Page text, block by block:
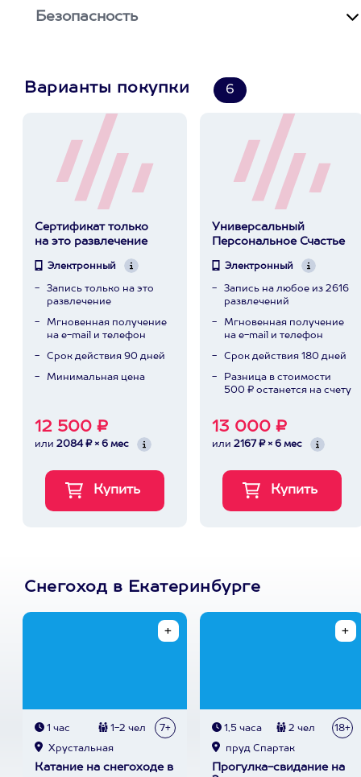
Безопасность
Варианты покупки 6
Сертификат только
на это развлечение
Электронный
Запись только на это
развлечение
Мгновенная получение
на e-mail и телефон
Срок действия 90 дней
Минимальная цена
12 500 ₽
или 2084 ₽ × 6 мес
Универсальный
Персональное Счастье
Электронный
Запись на любое из 2616
развлечений
Мгновенная получение
на e-mail и телефон
Срок действия 180 дней
Разница в стоимости
500 ₽ останется на счету
13 000 ₽
или 2167 ₽ × 6 мес
Снегоход в Екатеринбурге
1 час 1-2 чел 7+
Хрустальная
Катание на снегоходе в
1,5 часа 2 чел 18+
пруд Спартак
Прогулка-свидание на